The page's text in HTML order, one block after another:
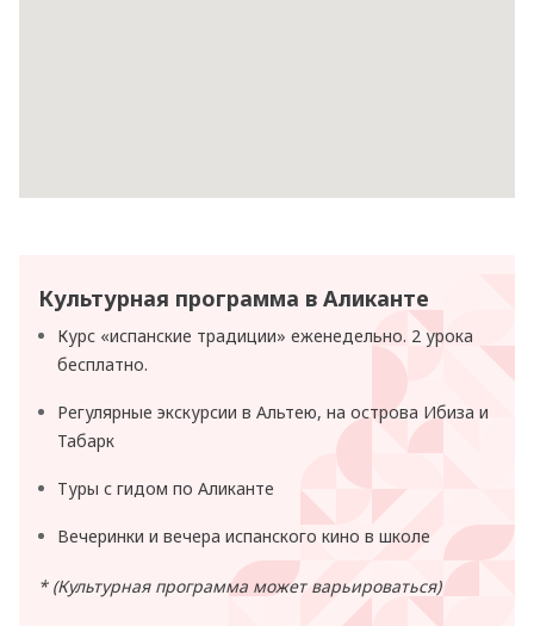
Культурная программа в Аликанте
Курс «испанские традиции» еженедельно. 2 урока
бесплатно.
Регулярные экскурсии в Альтею, на острова Ибиза и
Табарк
Туры с гидом по Аликанте
Вечеринки и вечера испанского кино в школе
* (Культурная программа может варьироваться)